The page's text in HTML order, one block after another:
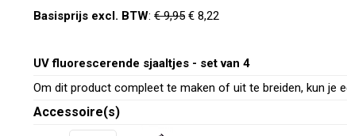
Basisprijs excl. BTW: € 9,95 € 8,22
UV fluorescerende sjaaltjes - set van 4
Om dit product compleet te maken of uit te breiden, kun je
Accessoire(s)